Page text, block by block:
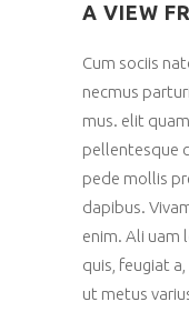
A VIEW
Cum sociis
necmus
mus. elit
pellentesque
pede mollis
dapibus.
enim. Ali uam
quis, feugiat
ut metus